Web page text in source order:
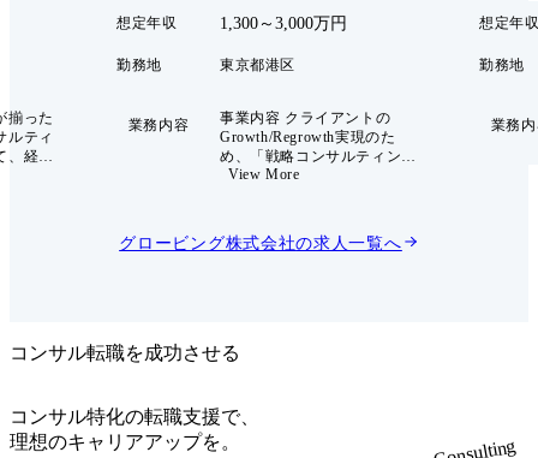
揃った
ルティ
、経営
クト等
想定年収 1,300～3,000万円
勤務地 東京都港区
業務内容
事業内容 クライアントの
Growth/Regrowth実現のた
め、「戦略コンサルティン
グ」×「フィナンシャルアド
内容 M&Aにおける事業・財
務デューディリジェンスやFA
業価値向上に寄与していま
り中堅上場企業や中堅・中小
企業案件も含めて、中期経営
計画の策定支援や実行支援、
View More
想定年
勤務地
業務
グロービング株式会社の求人一覧へ
コンサル転職を成功させる
コンサル特化の転職支援で、
理想のキャリアアップを。